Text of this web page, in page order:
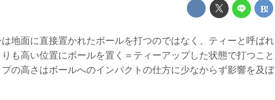
地面に直接置かれたボールを打つのではなく、ティーと呼ばれ
も高い位置にボールを置く＝ティーアップした状態で打つこと
の高さはボールへのインパクトの仕方に少なからず影響を及ぼ